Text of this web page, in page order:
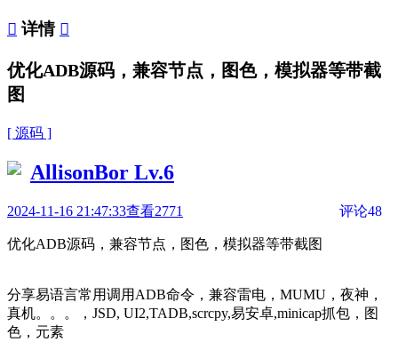
 详情 
优化ADB源码，兼容节点，图色，模拟器等带截
图
[ 源码 ]
AllisonBor Lv.6
2024-11-16 21:47:33查看2771 评论48
优化ADB源码，兼容节点，图色，模拟器等带截图
分享易语言常用调用ADB命令，兼容雷电，MUMU，夜神，
真机。。。，JSD, UI2,TADB,scrcpy,易安卓,minicap抓包，图
色，元素